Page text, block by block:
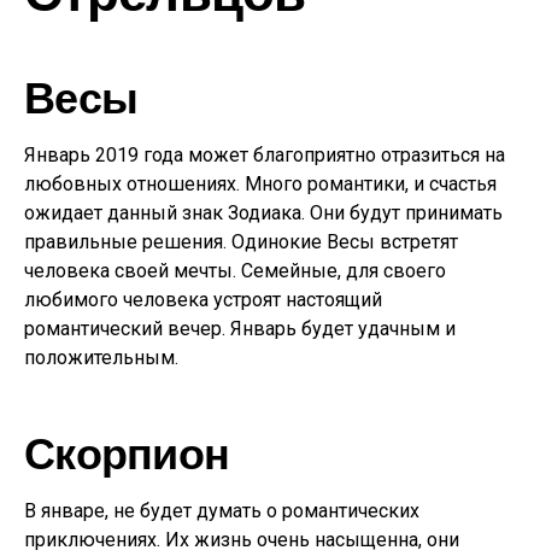
Весы
Январь 2019 года может благоприятно отразиться на
любовных отношениях. Много романтики, и счастья
ожидает данный знак Зодиака. Они будут принимать
правильные решения. Одинокие Весы встретят
человека своей мечты. Семейные, для своего
любимого человека устроят настоящий
романтический вечер. Январь будет удачным и
положительным.
Скорпион
В январе, не будет думать о романтических
приключениях. Их жизнь очень насыщенна, они